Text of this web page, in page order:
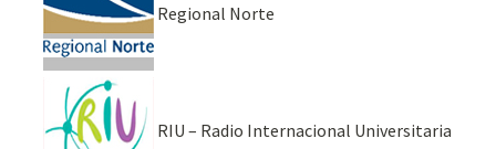
Regional Norte
RIU – Radio Internacional Universitaria